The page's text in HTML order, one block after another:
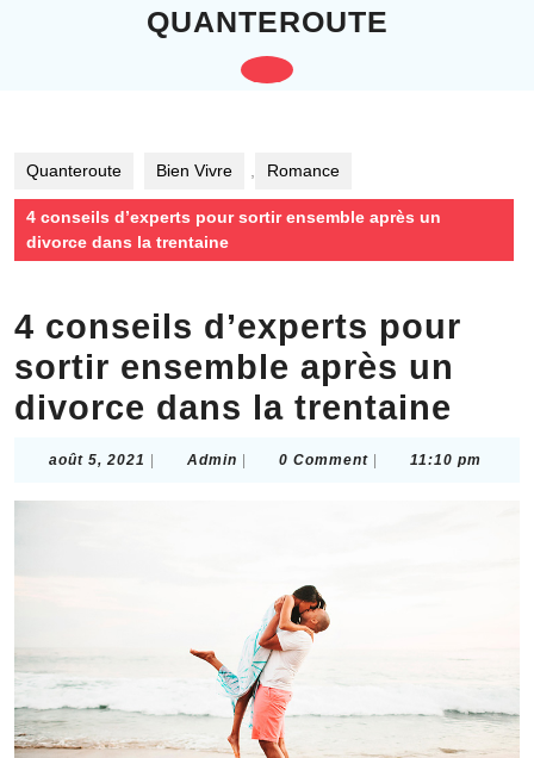
QUANTEROUTE
Open
Quanteroute Bien Vivre Romance
4 conseils d’experts pour sortir ensemble après un
divorce dans la trentaine
4 conseils d’experts pour
sortir ensemble après un
divorce dans la trentaine
août 5, 2021 août
Admin Admin0 Comment 11:10 pm